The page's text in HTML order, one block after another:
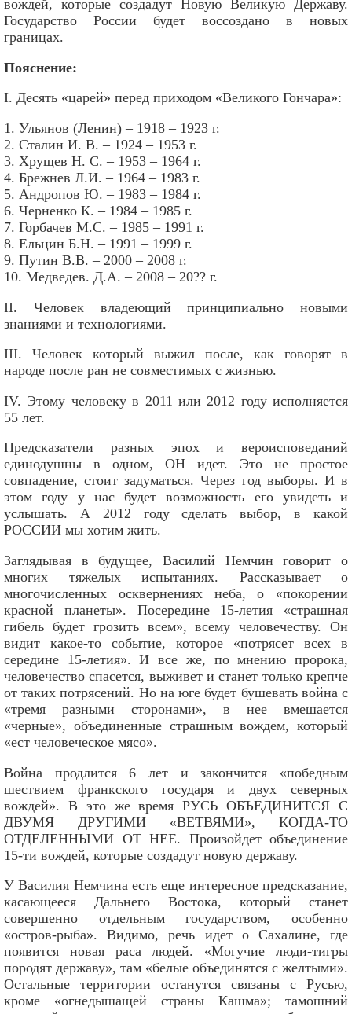
вождей, которые создадут Новую Великую Державу.
Государство России будет воссоздано в новых
границах.
Пояснение:
I. Десять «царей» перед приходом «Великого Гончара»:
1. Ульянов (Ленин) – 1918 – 1923 г.
2. Сталин И. В. – 1924 – 1953 г.
3. Хрущев Н. С. – 1953 – 1964 г.
4. Брежнев Л.И. – 1964 – 1983 г.
5. Андропов Ю. – 1983 – 1984 г.
6. Черненко К. – 1984 – 1985 г.
7. Горбачев М.С. – 1985 – 1991 г.
8. Ельцин Б.Н. – 1991 – 1999 г.
9. Путин В.В. – 2000 – 2008 г.
10. Медведев. Д.А. – 2008 – 20?? г.
II. Человек владеющий принципиально новыми
знаниями и технологиями.
III. Человек который выжил после, как говорят в
народе после ран не совместимых с жизнью.
IV. Этому человеку в 2011 или 2012 году исполняется
55 лет.
Предсказатели разных эпох и вероисповеданий
единодушны в одном, ОН идет. Это не простое
совпадение, стоит задуматься. Через год выборы. И в
этом году у нас будет возможность его увидеть и
услышать. А 2012 году сделать выбор, в какой
РОССИИ мы хотим жить.
Заглядывая в будущее, Василий Немчин говорит о
многих тяжелых испытаниях. Рассказывает о
многочисленных осквернениях неба, о «покорении
красной планеты». Посередине 15-летия «страшная
гибель будет грозить всем», всему человечеству. Он
видит какое-то событие, которое «потрясет всех в
середине 15-летия». И все же, по мнению пророка,
человечество спасется, выживет и станет только крепче
от таких потрясений. Но на юге будет бушевать война с
«тремя разными сторонами», в нее вмешается
«черные», объединенные страшным вождем, который
«ест человеческое мясо».
Война продлится 6 лет и закончится «победным
шествием франкского государя и двух северных
вождей». В это же время РУСЬ ОБЪЕДИНИТСЯ С
ДВУМЯ ДРУГИМИ «ВЕТВЯМИ», КОГДА-ТО
ОТДЕЛЕННЫМИ ОТ НЕЕ. Произойдет объединение
15-ти вождей, которые создадут новую державу.
У Василия Немчина есть еще интересное предсказание,
касающееся Дальнего Востока, который станет
совершенно отдельным государством, особенно
«остров-рыба». Видимо, речь идет о Сахалине, где
появится новая раса людей. «Могучие люди-тигры
породят державу», там «белые объединятся с желтыми».
Остальные территории останутся связаны с Русью,
кроме «огнедышащей страны Кашма»; тамошний